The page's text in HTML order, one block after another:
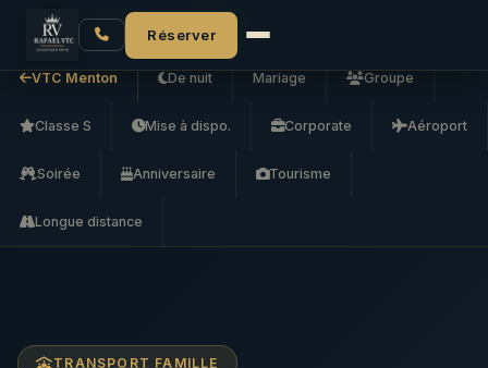
Réserver
Accueil VTC Menton
VTC Menton De nuit Mariage Groupe
Classe S Mise à dispo. Corporate Aéroport
Soirée Anniversaire Tourisme
Longue distance
TRANSPORT FAMILLE